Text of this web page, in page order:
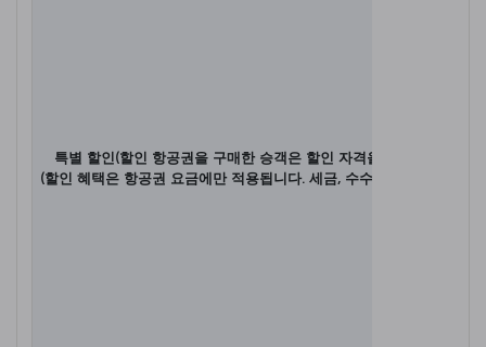
특별 할인(할인 항공권을 구매한 승객은 할인 자격을 입증하는 서류
(할인 혜택은 항공권 요금에만 적용됩니다. 세금, 수수료 및 기타 요금